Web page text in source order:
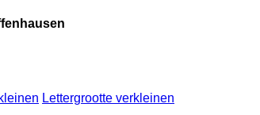
Lettergrootte verkleinen